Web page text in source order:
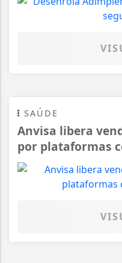
SAÚDE
Anvisa libera
por plataformas